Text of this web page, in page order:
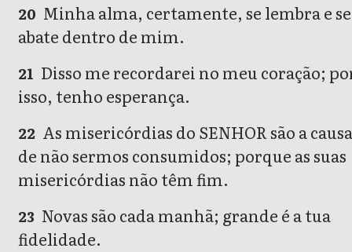
20 Minha alma, certamente, se lembra e se
abate dentro de mim.
21 Disso me recordarei no meu coração;
isso, tenho esperança.
22 As misericórdias do SENHOR são a
de não sermos consumidos; porque as suas
misericórdias não têm fim.
23 Novas são cada manhã; grande é a tua
fidelidade.